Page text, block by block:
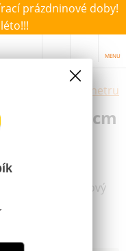
prázdninové doby!
MENU
zvoleného parametru
70x74cm